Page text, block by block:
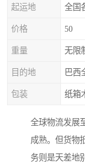
起运地 全国
价格 50
重量 无限
目的地 巴西
包装 纸箱
全球物流发展
成熟。但货物
务则是天差地